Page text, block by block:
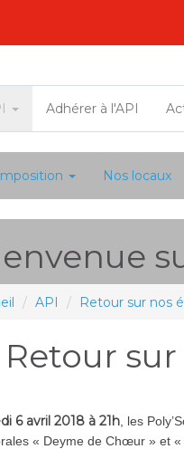
Adhérer à l'API
Nos locaux
API Retour sur nos
Retour
6 avril 2018 à 21h , les
« Deyme de Chœur » et